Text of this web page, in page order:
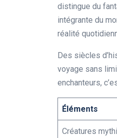
distingue du
intégrante du
réalité
Des siècles
voyage sans
enchanteurs,
Éléments
Créatures